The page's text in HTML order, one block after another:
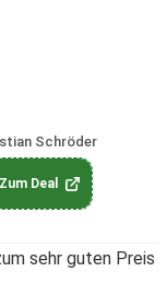
Schröder
Deal
sehr guten Preis